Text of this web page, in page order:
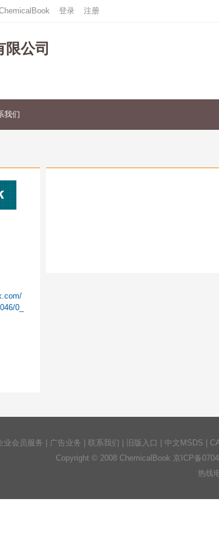
登录 注册
限公司
我们
0_
业会员服务 广告业务 联系我们 旧版入口 中文MSDS
Copyright © 2008 ChemicalBook 京ICP备
热线